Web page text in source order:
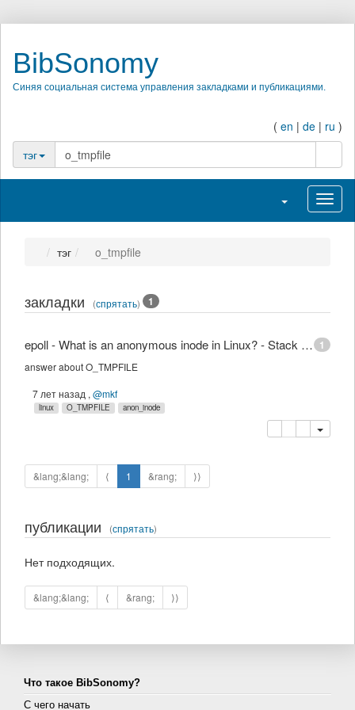
BibSonomy
Синяя социальная система управления закладками и публикациями.
( en | de | ru )
тэг
Переключить
тэг o_tmpfile
закладки (спрятать) 1
1
epoll - What is an anonymous inode in Linux? - Stack Overflow
answer about O_TMPFILE
7 лет назад , @mkf
linux O_TMPFILE anon_inode
копировать
удалить
&lang;&lang; ⟨ 1 &rang; ⟩⟩
публикации (спрятать)
Нет подходящих.
&lang;&lang; ⟨ &rang; ⟩⟩
Что такое BibSonomy?
С чего начать